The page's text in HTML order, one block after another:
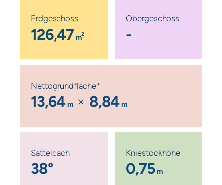
Erdgeschoss
126,47 m2
Nettogrundfläche*
13,64 m 8,84 m
Obergeschoss
-
Satteldach
38°
Kniestockhöhe
0,75 m